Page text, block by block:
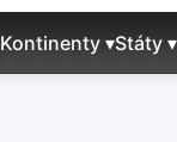
Kontinenty ▾Státy ▾